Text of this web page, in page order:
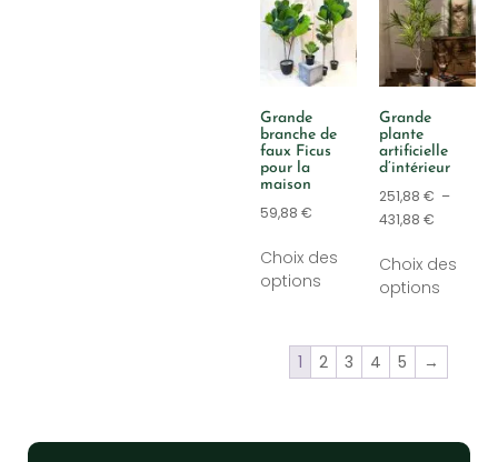
Grande
branche de
faux Ficus
pour la
maison
59,88 €
Choix des
options
Grande
plante
artificielle
d’intérieur
251,88 € –
431,88 €
Choix des
options
1 2 3 4 5 →